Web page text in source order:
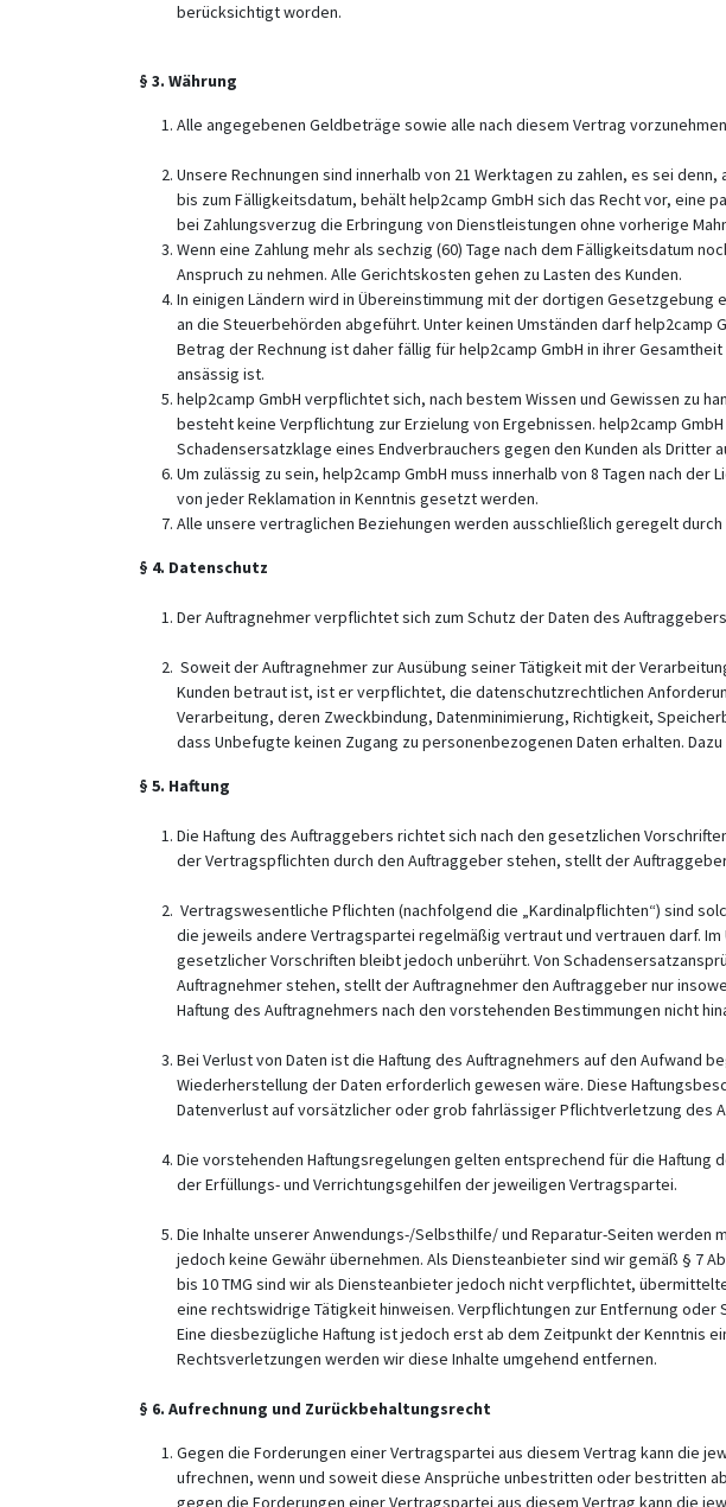
berücksichtigt worden.
§ 3. Währung
Alle angegebenen Geldbeträge sowie alle nach diesem Vertrag
Unsere Rechnungen sind innerhalb von 21 Werktagen zu zahlen, es sei
bis zum Fälligkeitsdatum, behält help2camp GmbH sich das Recht vor, eine
bei Zahlungsverzug die Erbringung von Dienstleistungen ohne vorherige
Wenn eine Zahlung mehr als sechzig (60) Tage nach dem Fälligkeitsdatum
Anspruch zu nehmen. Alle Gerichtskosten gehen zu Lasten des Kunden.
In einigen Ländern wird in Übereinstimmung mit der dortigen
an die Steuerbehörden abgeführt. Unter keinen Umständen darf help2camp
Betrag der Rechnung ist daher fällig für help2camp GmbH in ihrer
ansässig ist.
help2camp GmbH verpflichtet sich, nach bestem Wissen und Gewissen zu
besteht keine Verpflichtung zur Erzielung von Ergebnissen. help2camp
Schadensersatzklage eines Endverbrauchers gegen den Kunden als Dritter
Um zulässig zu sein, help2camp GmbH muss innerhalb von 8 Tagen nach
von jeder Reklamation in Kenntnis gesetzt werden.
Alle unsere vertraglichen Beziehungen werden ausschließlich geregelt
§ 4. Datenschutz
Der Auftragnehmer verpflichtet sich zum Schutz der Daten des
Soweit der Auftragnehmer zur Ausübung seiner Tätigkeit mit der
Kunden betraut ist, ist er verpflichtet, die datenschutzrechtlichen
Verarbeitung, deren Zweckbindung, Datenminimierung, Richtigkeit,
dass Unbefugte keinen Zugang zu personenbezogenen Daten erhalten.
§ 5. Haftung
Die Haftung des Auftraggebers richtet sich nach den gesetzlichen
der Vertragspflichten durch den Auftraggeber stehen, stellt der
Vertragswesentliche Pflichten (nachfolgend die „Kardinalpflichten“) sind
die jeweils andere Vertragspartei regelmäßig vertraut und vertrauen darf.
gesetzlicher Vorschriften bleibt jedoch unberührt. Von
Auftragnehmer stehen, stellt der Auftragnehmer den Auftraggeber nur
Haftung des Auftragnehmers nach den vorstehenden Bestimmungen nicht
Bei Verlust von Daten ist die Haftung des Auftragnehmers auf den
Wiederherstellung der Daten erforderlich gewesen wäre. Diese
Datenverlust auf vorsätzlicher oder grob fahrlässiger Pflichtverletzung des
Die vorstehenden Haftungsregelungen gelten entsprechend für die
der Erfüllungs- und Verrichtungsgehilfen der jeweiligen Vertragspartei.
Die Inhalte unserer Anwendungs-/Selbsthilfe/ und Reparatur-Seiten
jedoch keine Gewähr übernehmen. Als Diensteanbieter sind wir gemäß § 7
bis 10 TMG sind wir als Diensteanbieter jedoch nicht verpflichtet,
eine rechtswidrige Tätigkeit hinweisen. Verpflichtungen zur Entfernung
Eine diesbezügliche Haftung ist jedoch erst ab dem Zeitpunkt der Kenntnis
Rechtsverletzungen werden wir diese Inhalte umgehend entfernen.
§ 6. Aufrechnung und Zurückbehaltungsrecht
Gegen die Forderungen einer Vertragspartei aus diesem Vertrag kann die
ufrechnen, wenn und soweit diese Ansprüche unbestritten oder bestritten
gegen die Forderungen einer Vertragspartei aus diesem Vertrag kann die